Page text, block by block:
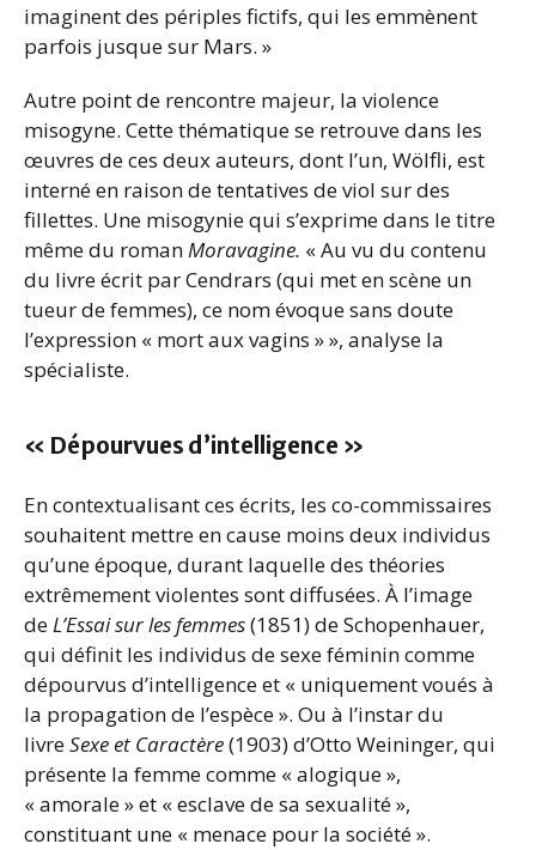
imaginent des périples fictifs, qui les emmènent
parfois jusque sur Mars. »
Autre point de rencontre majeur, la violence
misogyne. Cette thématique se retrouve dans les
œuvres de ces deux auteurs, dont l’un, Wölfli, est
interné en raison de tentatives de viol sur des
fillettes. Une misogynie qui s’exprime dans le titre
même du romanMoravagine. « Au vu du contenu
du livre écrit par Cendrars (qui met en scène un
tueur de femmes), ce nom évoque sans doute
l’expression « mort aux vagins » », analyse la
spécialiste.
« Dépourvues d’intelligence »
En contextualisant ces écrits, les co-commissaires
souhaitent mettre en cause moins deux individus
qu’une époque, durant laquelle des théories
extrêmement violentes sont diffusées. À l’image
deL’Essai sur les femmes(1851) de Schopenhauer,
qui définit les individus de sexe féminin comme
dépourvus d’intelligence et « uniquement voués à
la propagation de l’espèce ». Ou à l’instar du
livreSexe et Caractère(1903) d’Otto Weininger, qui
présente la femme comme « alogique »,
« amorale » et « esclave de sa sexualité »,
constituant une « menace pour la société ».